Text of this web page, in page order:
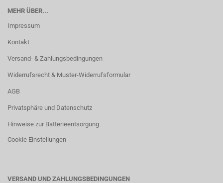
MEHR ÜBER...
Impressum
Kontakt
Versand- & Zahlungsbedingungen
Widerrufsrecht & Muster-Widerrufsformular
AGB
Privatsphäre und Datenschutz
Hinweise zur Batterieentsorgung
Cookie Einstellungen
VERSAND UND ZAHLUNGSBEDINGUNGEN